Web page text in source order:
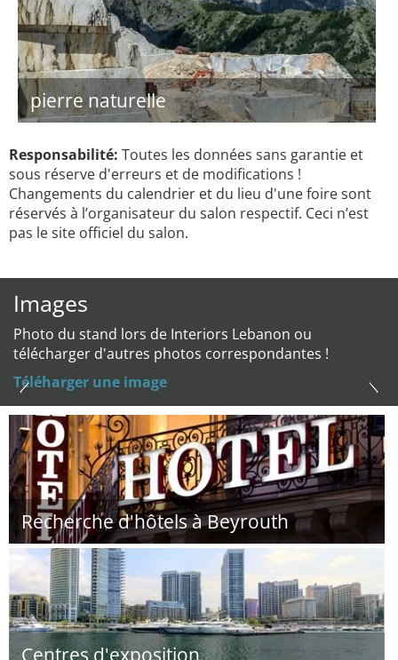
pierre naturelle
Responsabilité: Toutes les données sans garantie et
sous réserve d'erreurs et de modifications !
Changements du calendrier et du lieu d'une foire sont
réservés à l’organisateur du salon respectif. Ceci n’est
pas le site officiel du salon.
Images
Photo du stand lors de Interiors Lebanon ou
télécharger d'autres photos correspondantes !
Téléharger une image
Recherche d'hôtels à Beyrouth
Centres d'exposition